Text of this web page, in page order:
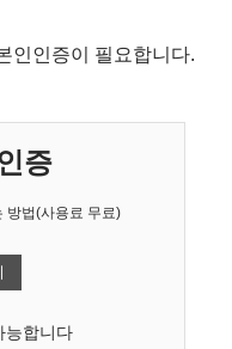
인인증이 필요합니다.
증
방법(사용료 무료)
능합니다